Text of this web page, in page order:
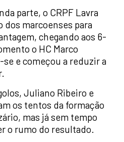
parte, o CRPF Lavra
marcoenses para
chegando aos 6-
o HC Marco
e começou a reduzir a
Juliano Ribeiro e
os tentos da formação
mas já sem tempo
o rumo do resultado.